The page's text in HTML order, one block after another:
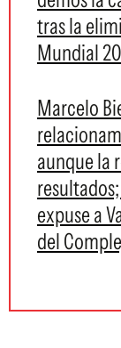
tras la
Mundial
Marcelo
aunque la
expuse a
del